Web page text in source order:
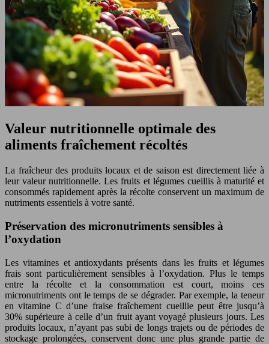
Valeur nutritionnelle optimale des
aliments fraîchement récoltés
La fraîcheur des produits locaux et de saison est directement liée à
leur valeur nutritionnelle. Les fruits et légumes cueillis à maturité et
consommés rapidement après la récolte conservent un maximum de
nutriments essentiels à votre santé.
Préservation des micronutriments sensibles à
l’oxydation
Les vitamines et antioxydants présents dans les fruits et légumes
frais sont particulièrement sensibles à l’oxydation. Plus le temps
entre la récolte et la consommation est court, moins ces
micronutriments ont le temps de se dégrader. Par exemple, la teneur
en vitamine C d’une fraise fraîchement cueillie peut être jusqu’à
30% supérieure à celle d’un fruit ayant voyagé plusieurs jours. Les
produits locaux, n’ayant pas subi de longs trajets ou de périodes de
stockage prolongées, conservent donc une plus grande partie de